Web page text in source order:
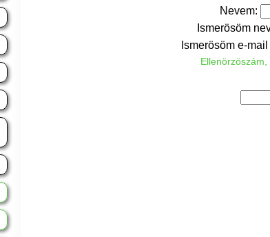
Nevem:
Ismerösöm
Ismerösöm e-